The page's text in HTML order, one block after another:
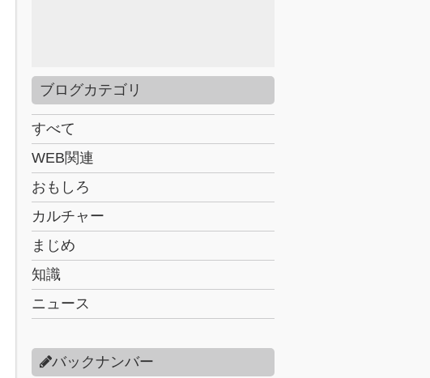
ブログカテゴリ
すべて
WEB関連
おもしろ
カルチャー
まじめ
知識
ニュース
バックナンバー